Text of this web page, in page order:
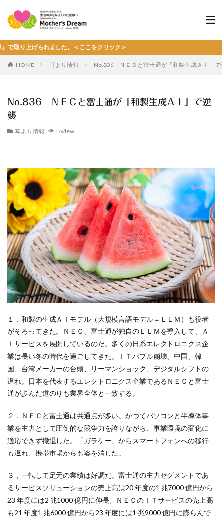
げられました。＜ここをクリック＞
HOME 耳より情報 No.836 ＮＥＣと富士通が「和製生成ＡＩ」
No.836 ＮＥＣと富士通が「和製生成ＡＩ」で逆
襲
耳より情報 18view
１．和製の生成ＡＩモデル（大規模言語モデル＝ＬＬＭ）も役者
がそろってきた。ＮＥＣ、富士通が独自のＬＬＭを導入して、Ａ
Ｉサービスを展開しているのだ。多くの日系エレクトロニクス企
業は長い冬の時代を過ごしてきた。ＩＴバブル崩壊、中国、韓
国、台湾メーカーの台頭、リーマンショック、デジタルシフトの
遅れ。日本を代表するエレクトロニクス企業であるＮＥＣと富士
通が歩んだ道のりも業界全体と一致する。
２．ＮＥＣと富士通は共通点が多い。かつてパソコンと半導体事
業を主力として圧倒的な競争力を誇りながら、事業環境の変化に
適応できず撤退した。「ガラケー」からスマートフォンへの移行
も遅れ、携帯市場からも姿を消した。
３，一転して足元の業績は好調だ。富士通の主力セグメントであ
るサービスソリューションの売上高は20 年度の1 兆7000 億円から
23 年度には2 兆1000 億円に伸長。ＮＥＣのＩＴサービスの売上高
も21 年度1 兆6000 億円から23 年度には1 兆9000 億円に膨らんで